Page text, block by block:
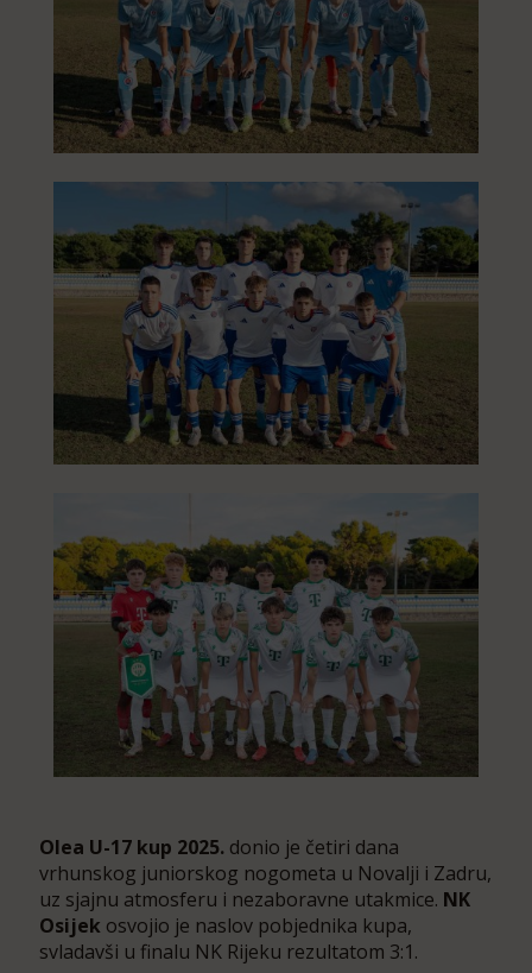
Olea U-17 kup 2025. donio je četiri dana
vrhunskog juniorskog nogometa u Novalji i Zadru,
uz sjajnu atmosferu i nezaboravne utakmice. NK
Osijek osvojio je naslov pobjednika kupa,
svladavši u finalu NK Rijeku rezultatom 3:1.